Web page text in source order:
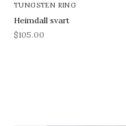
TUNGSTEN RING
Heimdall svart
REA-pris
$105.00